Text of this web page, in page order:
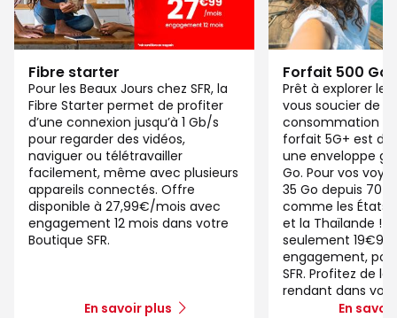
Fibre starter
Pour les Beaux Jours chez SFR, la
Fibre Starter permet de profiter
d’une connexion jusqu’à 1 Gb/s
pour regarder des vidéos,
naviguer ou télétravailler
facilement, même avec plusieurs
appareils connectés. Offre
disponible à 27,99€/mois avec
engagement 12 mois dans votre
Boutique SFR.
En savoir plus
Forfait 500 Go
Prêt à explorer le
vous soucier de
consommation
forfait 5G+ est
une enveloppe
Go. Pour vos
35 Go depuis 70
comme les États-
et la Thaïlande !
seulement
engagement,
SFR. Profitez de
rendant dans
En